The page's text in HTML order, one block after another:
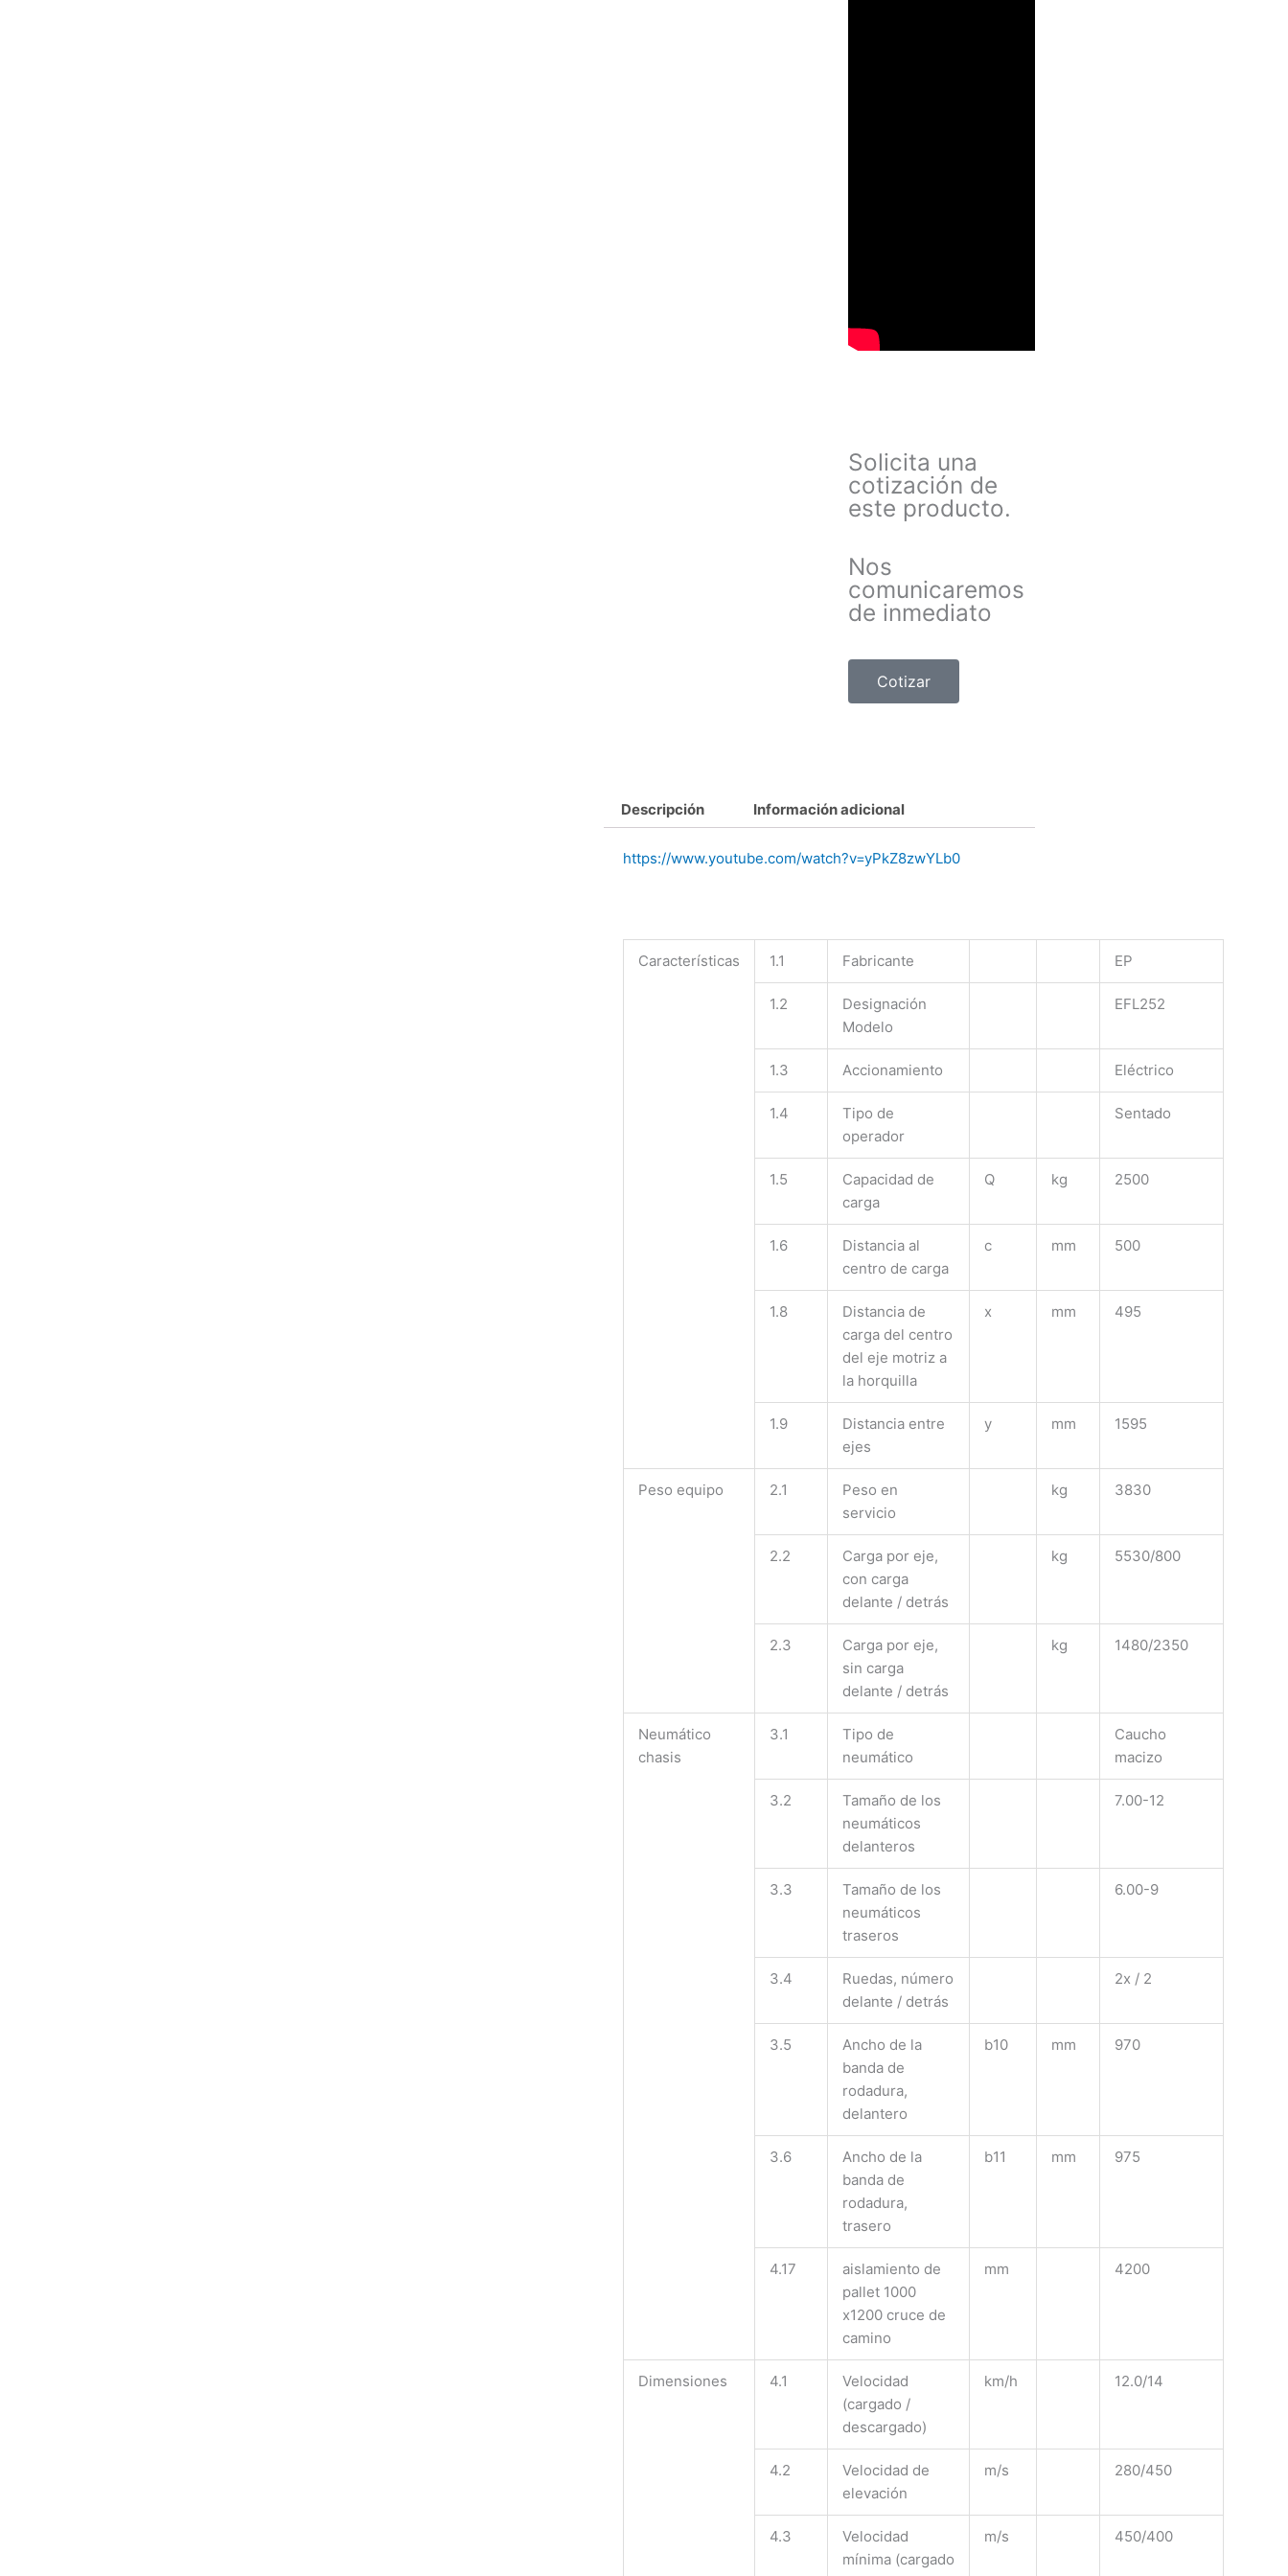
Solicita una
cotización de
este producto.
Nos
comunicaremos
de inmediato
Cotizar
Descripción Información adicional
https://www.youtube.com/watch?v=yPkZ8zwYLb0
Características 1.1 Fabricante EP
1.2
Designación
Modelo
EFL252
1.3 Accionamiento Eléctrico
1.4
Tipo de
operador
Sentado
1.5
Capacidad de
carga
Q kg 2500
1.6
Distancia al
centro de carga
c mm 500
1.8
Distancia de
carga del centro
del eje motriz a
la horquilla
x mm 495
1.9
Distancia entre
ejes
y mm 1595
Peso equipo 2.1
Peso en
servicio
kg 3830
2.2
Carga por eje,
con carga
delante / detrás
kg 5530/800
2.3
Carga por eje,
sin carga
delante / detrás
kg 1480/2350
Neumático
chasis
3.1
Tipo de
neumático
Caucho
macizo
3.2
Tamaño de los
neumáticos
delanteros
7.00-12
3.3
Tamaño de los
neumáticos
traseros
6.00-9
3.4
Ruedas, número
delante / detrás
2x / 2
3.5
Ancho de la
banda de
rodadura,
delantero
b10 mm 970
3.6
Ancho de la
banda de
rodadura,
trasero
b11 mm 975
4.17
aislamiento de
pallet 1000
x1200 cruce de
camino
mm 4200
Dimensiones 4.1
Velocidad
(cargado /
descargado)
km/h 12.0/14
4.2
Velocidad de
elevación
m/s 280/450
4.3
Velocidad
mínima (cargado
m/s 450/400